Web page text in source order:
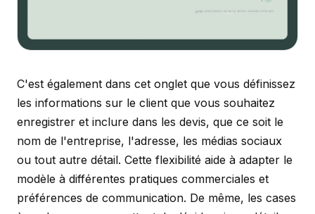
C'est également dans cet onglet que vous définissez
les informations sur le client que vous souhaitez
enregistrer et inclure dans les devis, que ce soit le
nom de l'entreprise, l'adresse, les médias sociaux
ou tout autre détail. Cette flexibilité aide à adapter le
modèle à différentes pratiques commerciales et
préférences de communication. De même, les cases